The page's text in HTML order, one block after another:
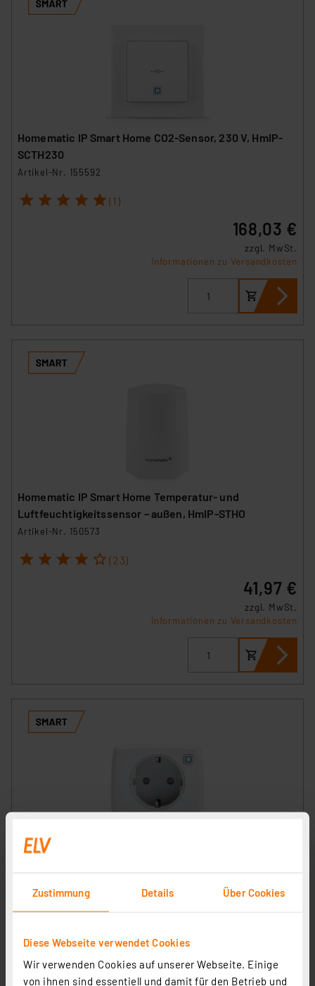
Zustimmung Details Über Cookies
Diese Webseite verwendet Cookies
Wir verwenden Cookies auf unserer Webseite. Einige
von ihnen sind essentiell und damit für den Betrieb und
Homematic IP Smart Home CO2-Sensor, 230 V, HmIP-
SCTH230
Artikel-Nr. 155592
1 2 3 4 5 (1)
168,03 €
zzgl. MwSt.
Informationen zu Versandkosten
Homematic IP Smart Home Temperatur- und
Luftfeuchtigkeitssensor – außen, HmIP-STHO
Artikel-Nr. 150573
1 2 3 4 5 (23)
41,97 €
zzgl. MwSt.
Informationen zu Versandkosten
Homematic IP Smart Home Dimmer-Steckdose –
Artikel-Nr. 150327
1 2 3 4 5
zzgl. MwSt.
Informationen zu Versandkosten